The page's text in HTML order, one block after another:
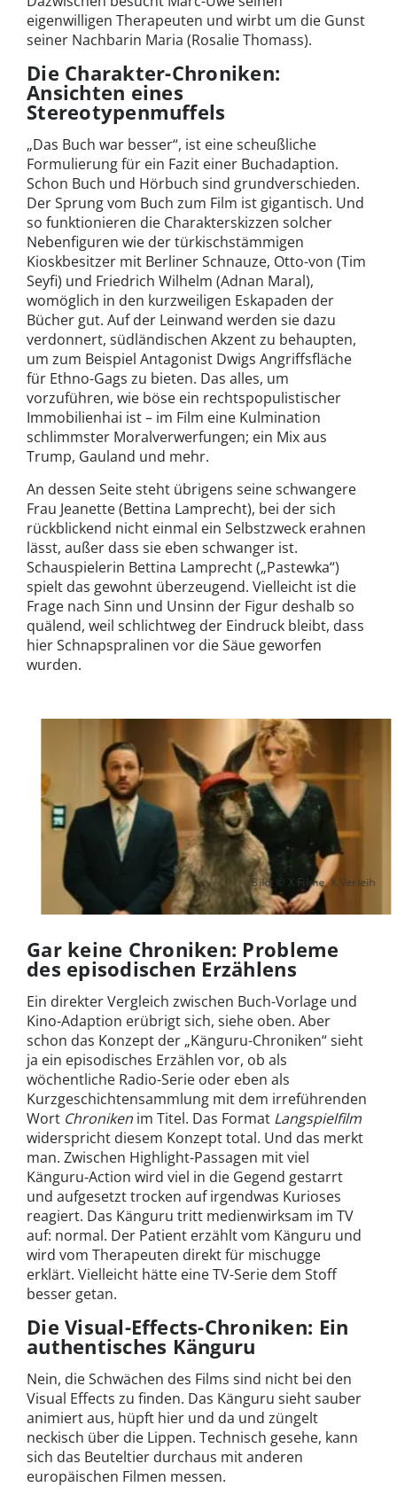
eigenwilligen Therapeuten und wirbt um die Gunst
seiner Nachbarin Maria (Rosalie Thomass).
Die Charakter-Chroniken:
Ansichten eines
Stereotypenmuffels
„Das Buch war besser“, ist eine scheußliche
Formulierung für ein Fazit einer Buchadaption.
Schon Buch und Hörbuch sind grundverschieden.
Der Sprung vom Buch zum Film ist gigantisch. Und
so funktionieren die Charakterskizzen solcher
Nebenfiguren wie der türkischstämmigen
Kioskbesitzer mit Berliner Schnauze, Otto-von (Tim
Seyfi) und Friedrich Wilhelm (Adnan Maral),
womöglich in den kurzweiligen Eskapaden der
Bücher gut. Auf der Leinwand werden sie dazu
verdonnert, südländischen Akzent zu behaupten,
um zum Beispiel Antagonist Dwigs Angriffsfläche
für Ethno-Gags zu bieten. Das alles, um
vorzuführen, wie böse ein rechtspopulistischer
Immobilienhai ist – im Film eine Kulmination
schlimmster Moralverwerfungen; ein Mix aus
Trump, Gauland und mehr.
An dessen Seite steht übrigens seine schwangere
Frau Jeanette (Bettina Lamprecht), bei der sich
rückblickend nicht einmal ein Selbstzweck erahnen
lässt, außer dass sie eben schwanger ist.
Schauspielerin Bettina Lamprecht („Pastewka“)
spielt das gewohnt überzeugend. Vielleicht ist die
Frage nach Sinn und Unsinn der Figur deshalb so
quälend, weil schlichtweg der Eindruck bleibt, dass
hier Schnapspralinen vor die Säue geworfen
wurden.
Bild: © X Filme, X Verleih
Gar keine Chroniken: Probleme
des episodischen Erzählens
Ein direkter Vergleich zwischen Buch-Vorlage und
Kino-Adaption erübrigt sich, siehe oben. Aber
schon das Konzept der „Känguru-Chroniken“ sieht
ja ein episodisches Erzählen vor, ob als
wöchentliche Radio-Serie oder eben als
Kurzgeschichtensammlung mit dem irreführenden
Wort Chroniken im Titel. Das Format Langspielfilm
widerspricht diesem Konzept total. Und das merkt
man. Zwischen Highlight-Passagen mit viel
Känguru-Action wird viel in die Gegend gestarrt
und aufgesetzt trocken auf irgendwas Kurioses
reagiert. Das Känguru tritt medienwirksam im TV
auf: normal. Der Patient erzählt vom Känguru und
wird vom Therapeuten direkt für mischugge
erklärt. Vielleicht hätte eine TV-Serie dem Stoff
besser getan.
Die Visual-Effects-Chroniken: Ein
authentisches Känguru
Nein, die Schwächen des Films sind nicht bei den
Visual Effects zu finden. Das Känguru sieht sauber
animiert aus, hüpft hier und da und züngelt
neckisch über die Lippen. Technisch gesehe, kann
sich das Beuteltier durchaus mit anderen
europäischen Filmen messen.